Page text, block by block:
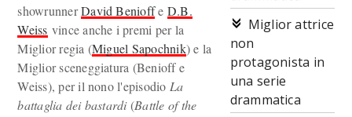
Miglior attrice
non
protagonista in
una serie
drammatica
showrunnerDavid Benioffe D.B.
Weiss vince anche i premi per la
Miglior regia (Miguel Sapochnik) e la
Miglior sceneggiatura (Benioff e
Weiss), per il nono l'episodio La
battaglia dei bastardi(Battle of the